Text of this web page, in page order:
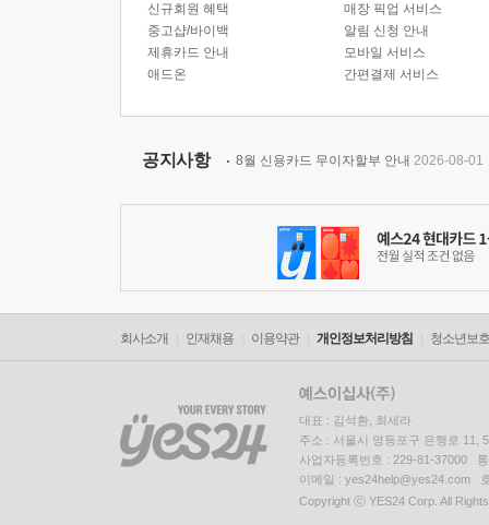
신규회원 혜택
중고샵/바이백
제휴카드 안내
애드온
매장 픽업 서비스
알림 신청 안내
모바일 서비스
간편결제 서비스
공지사항 8월 신용카드 무이자할부 안내 2026-08-01
회사소개 인재채용 이용약관 개인정보처리방침 청소년보
대표 : 김석환, 최세라
주소 : 서울시 영등포구 은행로 11,
사업자등록번호 : 229-81-37000
이메일 : yes24help@yes24.com
Copyright ⓒ YES24 Corp. All